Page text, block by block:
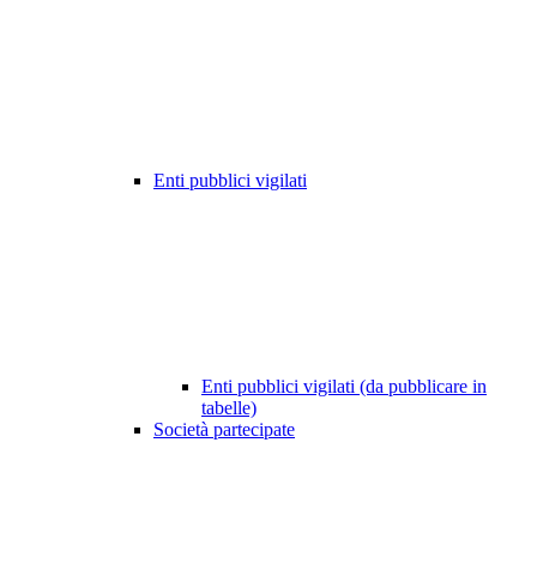
Enti pubblici vigilati
Enti pubblici vigilati (da pubblicare in
tabelle)
Società partecipate